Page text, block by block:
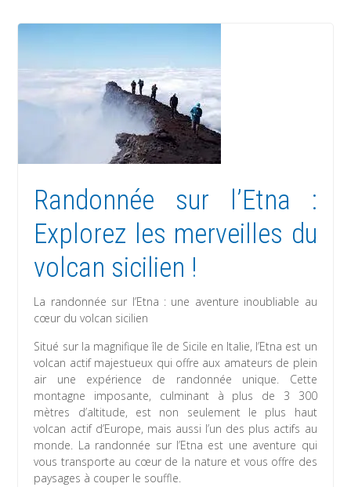
Randonnée sur l’Etna :
Explorez les merveilles du
volcan sicilien !
La randonnée sur l’Etna : une aventure inoubliable au
cœur du volcan sicilien
Situé sur la magnifique île de Sicile en Italie, l’Etna est un
volcan actif majestueux qui offre aux amateurs de plein
air une expérience de randonnée unique. Cette
montagne imposante, culminant à plus de 3 300
mètres d’altitude, est non seulement le plus haut
volcan actif d’Europe, mais aussi l’un des plus actifs au
monde. La randonnée sur l’Etna est une aventure qui
vous transporte au cœur de la nature et vous offre des
paysages à couper le souffle.